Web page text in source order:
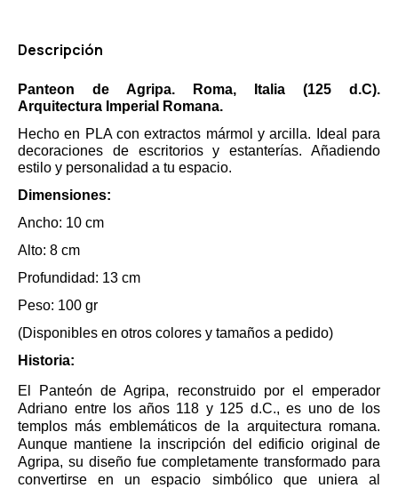
Descripción
Panteon de Agripa. Roma, Italia (125 d.C).
Arquitectura Imperial Romana.
Hecho en PLA con extractos mármol y arcilla. Ideal para
decoraciones de escritorios y estanterías. Añadiendo
estilo y personalidad a tu espacio.
Dimensiones:
Ancho: 10 cm
Alto: 8 cm
Profundidad: 13 cm
Peso: 100 gr
(Disponibles en otros colores y tamaños a pedido)
Historia:
El Panteón de Agripa, reconstruido por el emperador
Adriano entre los años 118 y 125 d.C., es uno de los
templos más emblemáticos de la arquitectura romana.
Aunque mantiene la inscripción del edificio original de
Agripa, su diseño fue completamente transformado para
convertirse en un espacio simbólico que uniera al